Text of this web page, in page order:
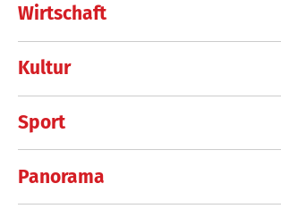
Wirtschaft
Kultur
Sport
Panorama